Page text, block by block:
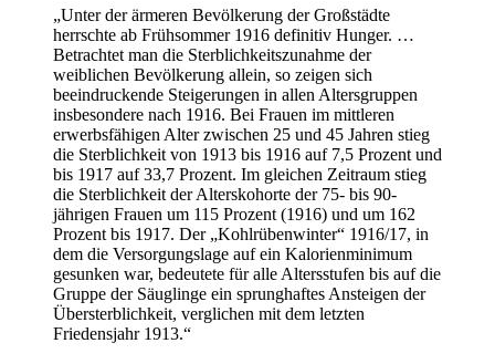
„Unter der ärmeren Bevölkerung der Großstädte
herrschte ab Frühsommer 1916 definitiv Hunger. …
Betrachtet man die Sterblichkeitszunahme der
weiblichen Bevölkerung allein, so zeigen sich
beeindruckende Steigerungen in allen Altersgruppen
insbesondere nach 1916. Bei Frauen im mittleren
erwerbsfähigen Alter zwischen 25 und 45 Jahren stieg
die Sterblichkeit von 1913 bis 1916 auf 7,5 Prozent und
bis 1917 auf 33,7 Prozent. Im gleichen Zeitraum stieg
die Sterblichkeit der Alterskohorte der 75- bis 90-
jährigen Frauen um 115 Prozent (1916) und um 162
Prozent bis 1917. Der „Kohlrübenwinter“ 1916/17, in
dem die Versorgungslage auf ein Kalorienminimum
gesunken war, bedeutete für alle Altersstufen bis auf die
Gruppe der Säuglinge ein sprunghaftes Ansteigen der
Übersterblichkeit, verglichen mit dem letzten
Friedensjahr 1913.“